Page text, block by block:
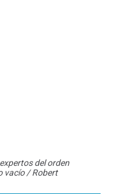
del orden
vacío / Robert